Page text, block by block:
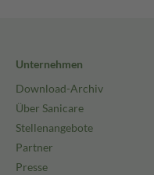
Unternehmen
Download-Archiv
Über Sanicare
Stellenangebote
Partner
Presse